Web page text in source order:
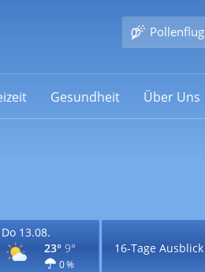
Pollenflug
Gesundheit Über Uns
Do 13.08.
23° 9°
0 %
16-Tage Ausblick